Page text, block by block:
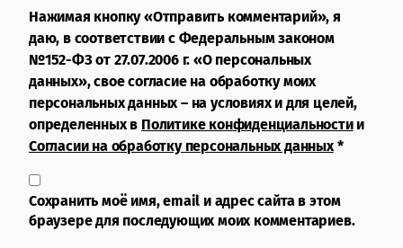
Нажимая кнопку «Отправить комментарий», я
даю, в соответствии с Федеральным законом
№152-ФЗ от 27.07.2006 г. «О персональных
данных», свое согласие на обработку моих
персональных данных – на условиях и для целей,
определенных в Политике конфиденциальностии
Согласии на обработку персональных данных*
Сохранить моё имя, email и адрес сайта в этом
браузере для последующих моих комментариев.